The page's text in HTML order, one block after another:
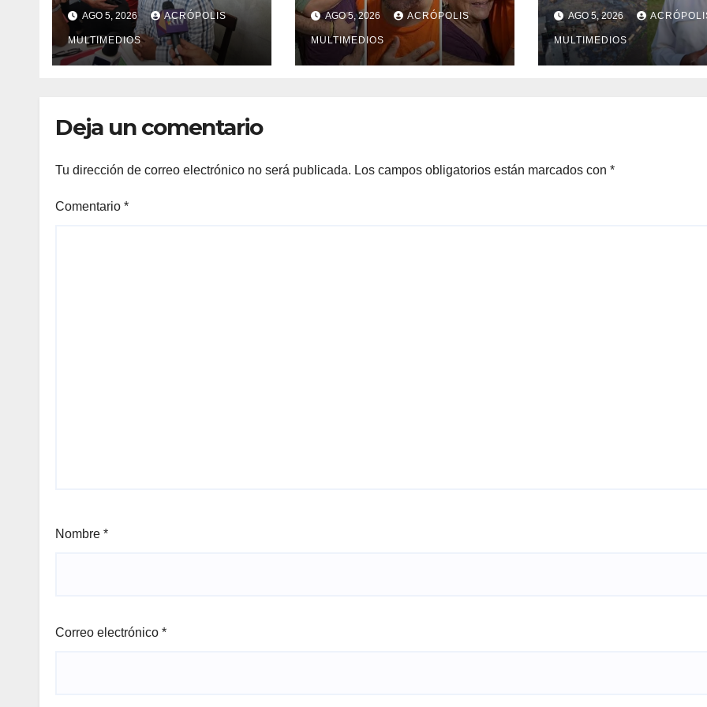
economía de Los
Tuxtlas
AGO 5, 2026 ACRÓPOLIS
MULTIMEDIOS
casa tras recuperar
libertad
AGO 5, 2026 ACRÓPOLIS
MULTIMEDIOS
cierre del
San Pedro;
incertidumbre
entre obreros y
AGO 5, 2026
MULTIMEDIOS
Deja un comentario
Tu dirección de correo electrónico no será publicada. Los campos obligatorios están marcados con *
Comentario *
Nombre *
Correo electrónico *